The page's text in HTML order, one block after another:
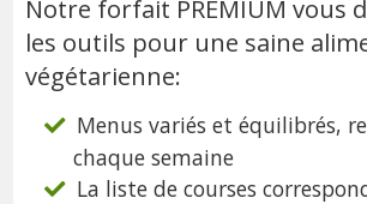
Notre forfait PREMIUM vous
les outils pour une saine
végétarienne:
Menus variés et équilibrés,
chaque semaine
La liste de courses